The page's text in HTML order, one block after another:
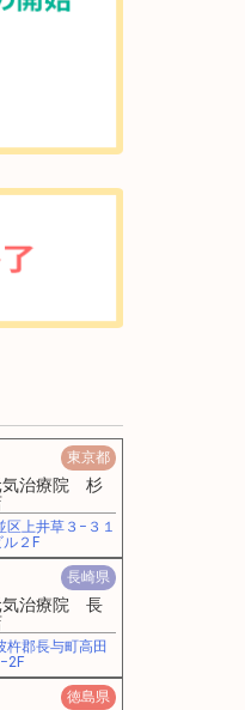
東京都
気治療院 杉
区上井草３−３１
ル２F
長崎県
気治療院 長
杵郡長与町高田
徳島県